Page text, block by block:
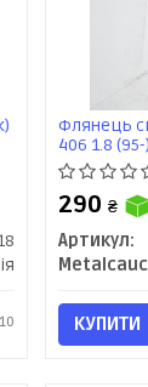
Флянець
406 1.8
290₴
Артикул:
КУПИТИ